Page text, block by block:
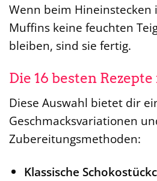
Wenn beim Hineinstecken
Muffins keine feuchten
bleiben, sind sie fertig.
Die 16 besten
Diese Auswahl bietet dir
Geschmacksvariationen
Zubereitungsmethoden:
Klassische